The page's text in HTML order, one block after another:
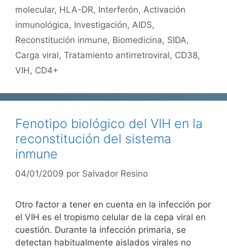
molecular, HLA-DR, Interferón, Activación
inmunológica, Investigación, AIDS,
Reconstitución inmune, Biomedicina, SIDA,
Carga viral, Tratamiento antirretroviral, CD38,
VIH, CD4+
Fenotipo biológico del VIH en la
reconstitución del sistema
inmune
04/01/2009 por Salvador Resino
Otro factor a tener en cuenta en la infección por
el VIH es el tropismo celular de la cepa viral en
cuestión. Durante la infección primaria, se
detectan habitualmente aislados virales no